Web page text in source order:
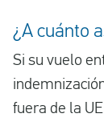
¿A cuánto
Si su vuelo
fuera de la